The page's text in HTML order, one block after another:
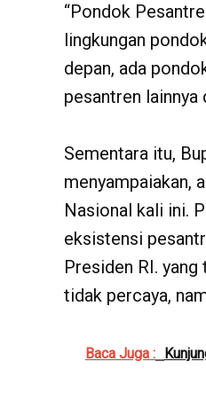
“Pondok
lingkungan
depan, ada
pesantren lainnya
Sementara itu,
menyampaiakan,
Nasional kali ini.
eksistensi
Presiden RI. yang
tidak percaya,
Baca Juga :